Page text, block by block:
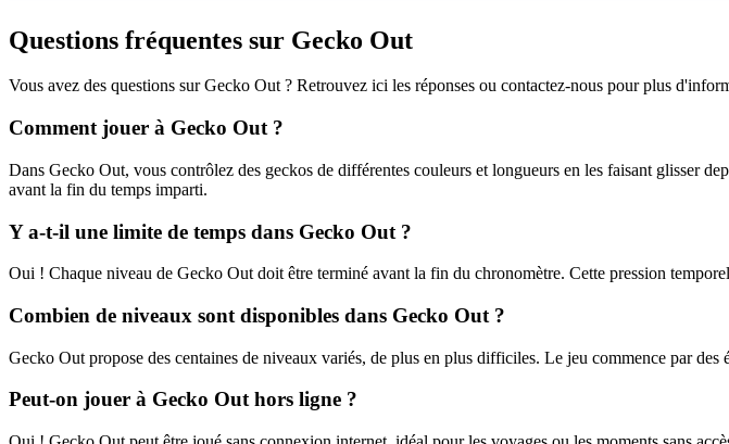
Questions fréquentes sur Gecko Out
Vous avez des questions sur Gecko Out ? Retrouvez ici les réponses ou contactez-nous pour plus
Comment jouer à Gecko Out ?
Dans Gecko Out, vous contrôlez des geckos de différentes couleurs et longueurs en les faisant glisser
avant la fin du temps imparti.
Y a-t-il une limite de temps dans Gecko Out ?
Oui ! Chaque niveau de Gecko Out doit être terminé avant la fin du chronomètre. Cette pression
Combien de niveaux sont disponibles dans Gecko Out ?
Gecko Out propose des centaines de niveaux variés, de plus en plus difficiles. Le jeu commence par
Peut-on jouer à Gecko Out hors ligne ?